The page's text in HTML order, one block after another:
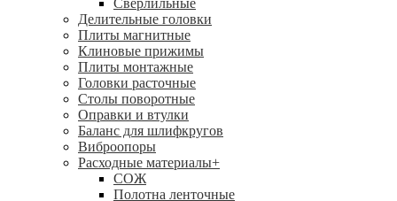
Сверлильные
Делительные головки
Плиты магнитные
Клиновые прижимы
Плиты монтажные
Головки расточные
Столы поворотные
Оправки и втулки
Баланс для шлифкругов
Виброопоры
Расходные материалы+
СОЖ
Полотна ленточные